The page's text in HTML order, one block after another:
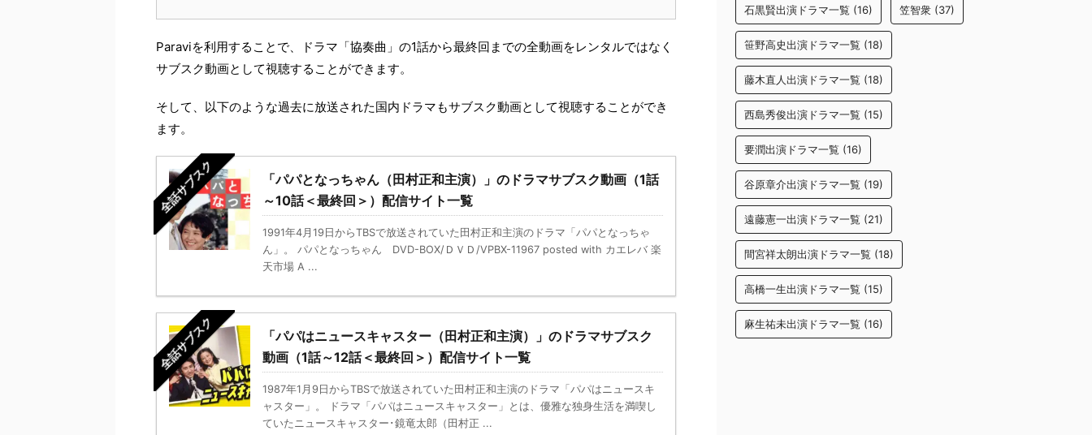
Paraviを利用することで、ドラマ「協奏曲」の1話から最終回までの全動画をレンタルではなく
サブスク動画として視聴することができます。
そして、以下のような過去に放送された国内ドラマもサブスク動画として視聴することができ
ます。
全話サブスク
「パパとなっちゃん（田村正和主演）」のドラマサブスク動画（1話
～10話＜最終回＞）配信サイト一覧
1991年4月19日からTBSで放送されていた田村正和主演のドラマ「パパとなっちゃ
ん」。 パパとなっちゃん DVD-BOX/ＤＶＤ/VPBX-11967 posted with カエレバ 楽
天市場 A ...
全話サブスク
「パパはニュースキャスター（田村正和主演）」のドラマサブスク
動画（1話～12話＜最終回＞）配信サイト一覧
1987年1月9日からTBSで放送されていた田村正和主演のドラマ「パパはニュースキ
ャスター」。 ドラマ「パパはニュースキャスター」とは、優雅な独身生活を満喫し
ていたニュースキャスター･鏡竜太郎（田村正 ...
石黒賢出演ドラマ一覧 (16) 笠智衆 (37)
笹野高史出演ドラマ一覧 (18)
藤木直人出演ドラマ一覧 (18)
西島秀俊出演ドラマ一覧 (15)
要潤出演ドラマ一覧 (16)
谷原章介出演ドラマ一覧 (19)
遠藤憲一出演ドラマ一覧 (21)
間宮祥太朗出演ドラマ一覧 (18)
高橋一生出演ドラマ一覧 (15)
麻生祐未出演ドラマ一覧 (16)